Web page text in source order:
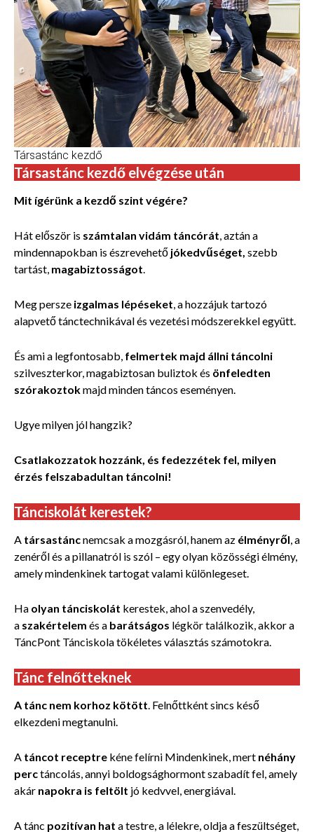
Társastánc kezdő
Társastánc kezdő elvégzése után
Mit ígérünk a kezdő szint végére?
Hát először is számtalan vidám táncórát, aztán a
mindennapokban is észrevehető jókedvűséget, szebb
tartást, magabiztosságot.
Meg persze izgalmas lépéseket, a hozzájuk tartozó
alapvető tánctechnikával és vezetési módszerekkel együtt.
És ami a legfontosabb, felmertek majd állni táncolni
szilveszterkor, magabiztosan buliztok és önfeledten
szórakoztokmajd minden táncos eseményen.
Ugye milyen jól hangzik?
Csatlakozzatok hozzánk, és fedezzétek fel, milyen
érzés felszabadultan táncolni!
Tánciskolát kerestek?
A társastáncnemcsak a mozgásról, hanem az élményről, a
zenéről és a pillanatról is szól – egy olyan közösségi élmény,
amely mindenkinek tartogat valami különlegeset.
Ha olyan tánciskolát kerestek, ahol a szenvedély,
a szakértelem és a barátságos légkör találkozik, akkor a
TáncPont Tánciskola tökéletes választás számotokra.
Tánc felnőtteknek
A tánc nem korhoz kötött. Felnőttként sincs késő
elkezdeni megtanulni.
A táncot receptre kéne felírni Mindenkinek, mert néhány
perctáncolás, annyi boldogsághormont szabadít fel, amely
akár napokra is feltölt jó kedvvel, energiával.
A tánc pozitívan hat a testre, a lélekre, oldja a feszültséget,